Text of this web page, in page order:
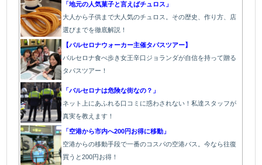
「地元の人気菓子と言えばチュロス」
大人から子供まで大人気のチュロス。その歴史、作り方、店
選びまでを徹底解説！
【バルセロナウォーカー主催タパスツアー】
バルセロナ食べ歩き女王辛口ジョランダが自信を持って贈る
タパスツアー！
「バルセロナは危険な街なの？」
ネット上にあふれる口コミに惑わされない！私達スタッフが
真実を教えます！
「空港から市内へ200円お得に移動」
空港からの移動手段で一番のコスパの空港バス。今なら往復
買うと200円お得！